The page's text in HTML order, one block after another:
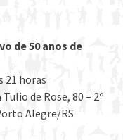
de 50 anos de
21 horas
de Rose, 80 – 2º
Alegre/RS